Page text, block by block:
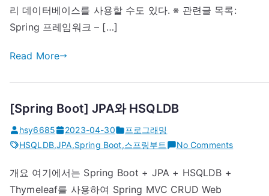
리 데이터베이스를 사용할 수도 있다. ※ 관련글 목록:
Spring 프레임워크 – […]
Read More
[Spring Boot] JPA와 HSQLDB
hsy6685 2023-04-30
프로그래밍
HSQLDB,JPA,Spring Boot,스프링부트 No Commentson
개요 여기에서는 Spring Boot + JPA + HSQLDB +
Thymeleaf를 사용하여 Spring MVC CRUD Web